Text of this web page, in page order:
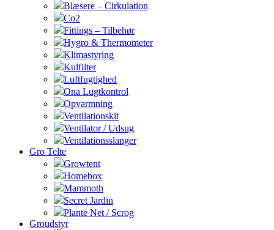
Blæsere – Cirkulation
Co2
Fittings – Tilbehør
Hygro & Thermometer
Klimastyring
Kulfilter
Luftfugtighed
Ona Lugtkontrol
Opvarmning
Ventilationskit
Ventilator / Udsug
Ventilationsslanger
Gro Telte
Growtent
Homebox
Mammoth
Secret Jardin
Plante Net / Scrog
Groudstyr